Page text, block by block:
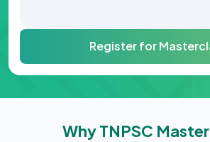
Register for
Why TNPSC